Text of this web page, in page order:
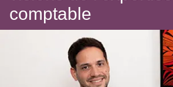
comptable